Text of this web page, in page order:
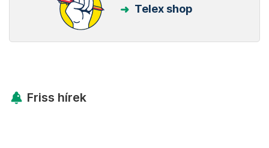
Telex shop
Friss hírek